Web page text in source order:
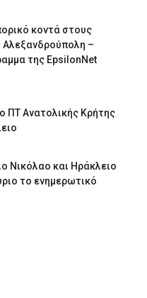
κοντά στους
–
της EpsilonNet
ΠΤ Ανατολικής Κρήτης
Νικόλαο και Ηράκλειο
το ενημερωτικό